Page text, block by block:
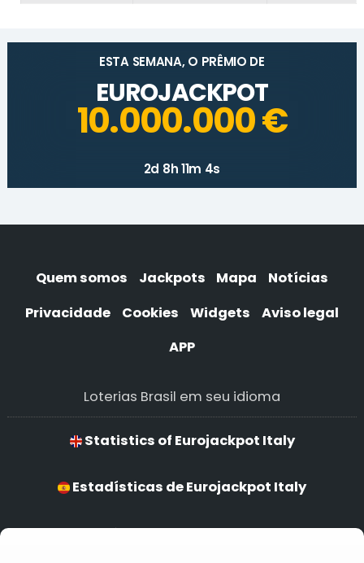
ESTA SEMANA, O PRÊMIO DE
EUROJACKPOT
10.000.000 €
2d 8h 11m 4s
Quem somos Jackpots Mapa
Notícias
Privacidade
Cookies Widgets
Aviso legal
APP
Loterias Brasil em seu idioma
Statistics of Eurojackpot Italy
Estadísticas de Eurojackpot Italy
Estatísticas de Eurojackpot Italy